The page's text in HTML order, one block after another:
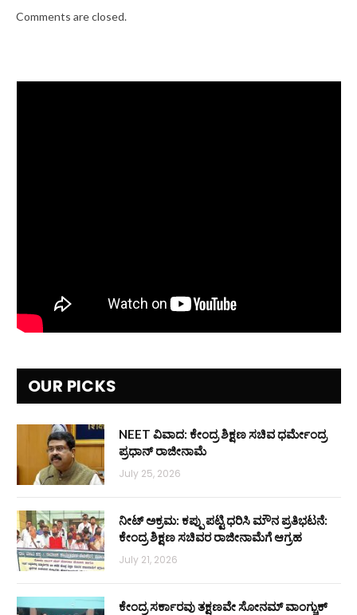
Comments are closed.
OUR PICKS
NEET ವಿವಾದ: ಕೇಂದ್ರ ಶಿಕ್ಷಣ ಸಚಿವ ಧರ್ಮೇಂದ್ರ
ಪ್ರಧಾನ್ ರಾಜೀನಾಮೆ
July 25, 2026
ನೀಟ್ ಅಕ್ರಮ: ಕಪ್ಪು ಪಟ್ಟಿ ಧರಿಸಿ ಮೌನ ಪ್ರತಿಭಟನೆ:
ಕೇಂದ್ರ ಶಿಕ್ಷಣ ಸಚಿವರ ರಾಜೀನಾಮೆಗೆ ಆಗ್ರಹ
July 21, 2026
ಕೇಂದ್ರ ಸರ್ಕಾರವು ತಕ್ಷಣವೇ ಸೋನಮ್ ವಾಂಗ್ಚುಕ್